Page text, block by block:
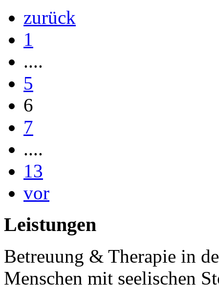
zurück
1
....
5
6
7
....
13
vor
Leistungen
Betreuung & Therapie in
Menschen mit seelischen